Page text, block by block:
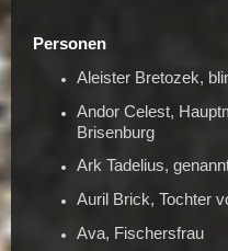
Personen
Aleister Bretozek,
Andor Celest,
Brisenburg
Ark Tadelius,
Auril Brick, Tochter
Ava, Fischersfrau